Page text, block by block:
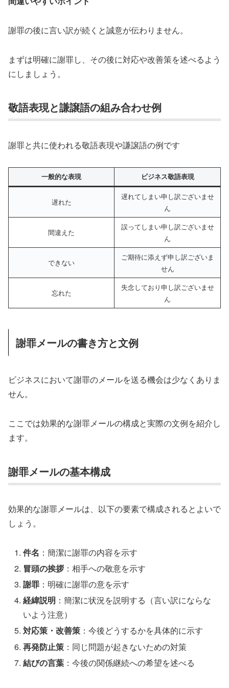
謝罪の後に言い訳が続くと誠意が伝わりません。
まずは明確に謝罪し、その後に対応や改善策を述べるよう
にしましょう。
敬語表現と謙譲語の組み合わせ例
謝罪と共に使われる敬語表現や謙譲語の例です
一般的な表現 ビジネス敬語表現
遅れた
遅れてしまい申し訳ございませ
ん
間違えた
誤ってしまい申し訳ございませ
ん
できない
ご期待に添えず申し訳ございま
せん
忘れた
失念しており申し訳ございませ
ん
謝罪メールの書き方と文例
ビジネスにおいて謝罪のメールを送る機会は少なくありま
せん。
ここでは効果的な謝罪メールの構成と実際の文例を紹介し
ます。
謝罪メールの基本構成
効果的な謝罪メールは、以下の要素で構成されるとよいで
しょう。
件名 ：簡潔に謝罪の内容を示す
冒頭の挨拶：相手への敬意を示す
謝罪 ：明確に謝罪の意を示す
経緯説明 ：簡潔に状況を説明する（言い訳にならな
いよう注意）
対応策・改善策 ：今後どうするかを具体的に示す
再発防止策 ：同じ問題が起きないための対策
結びの言葉 ：今後の関係継続への希望を述べる